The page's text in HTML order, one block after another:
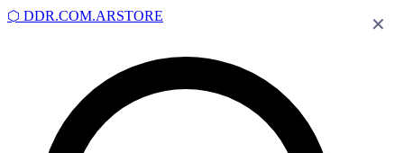
⬡ DDR.COM.ARSTORE ✕